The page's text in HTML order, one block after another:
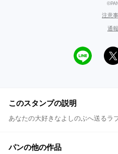
©PAN
注意
通報
このスタンプの説明
あなたの大好きなよしのぶへ送るラ
パンの他の作品